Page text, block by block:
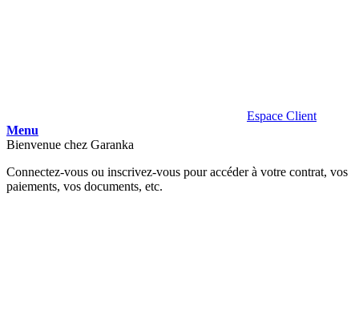
Espace Client
Menu
Bienvenue chez Garanka
Connectez-vous ou inscrivez-vous pour accéder à votre contrat, vos
paiements, vos documents, etc.